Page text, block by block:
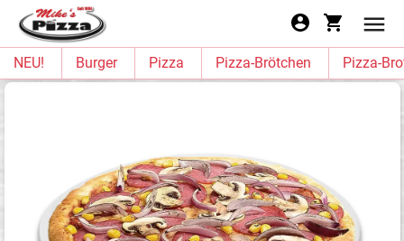
NEU! Burger Pizza Pizza-Brötchen Pizza-